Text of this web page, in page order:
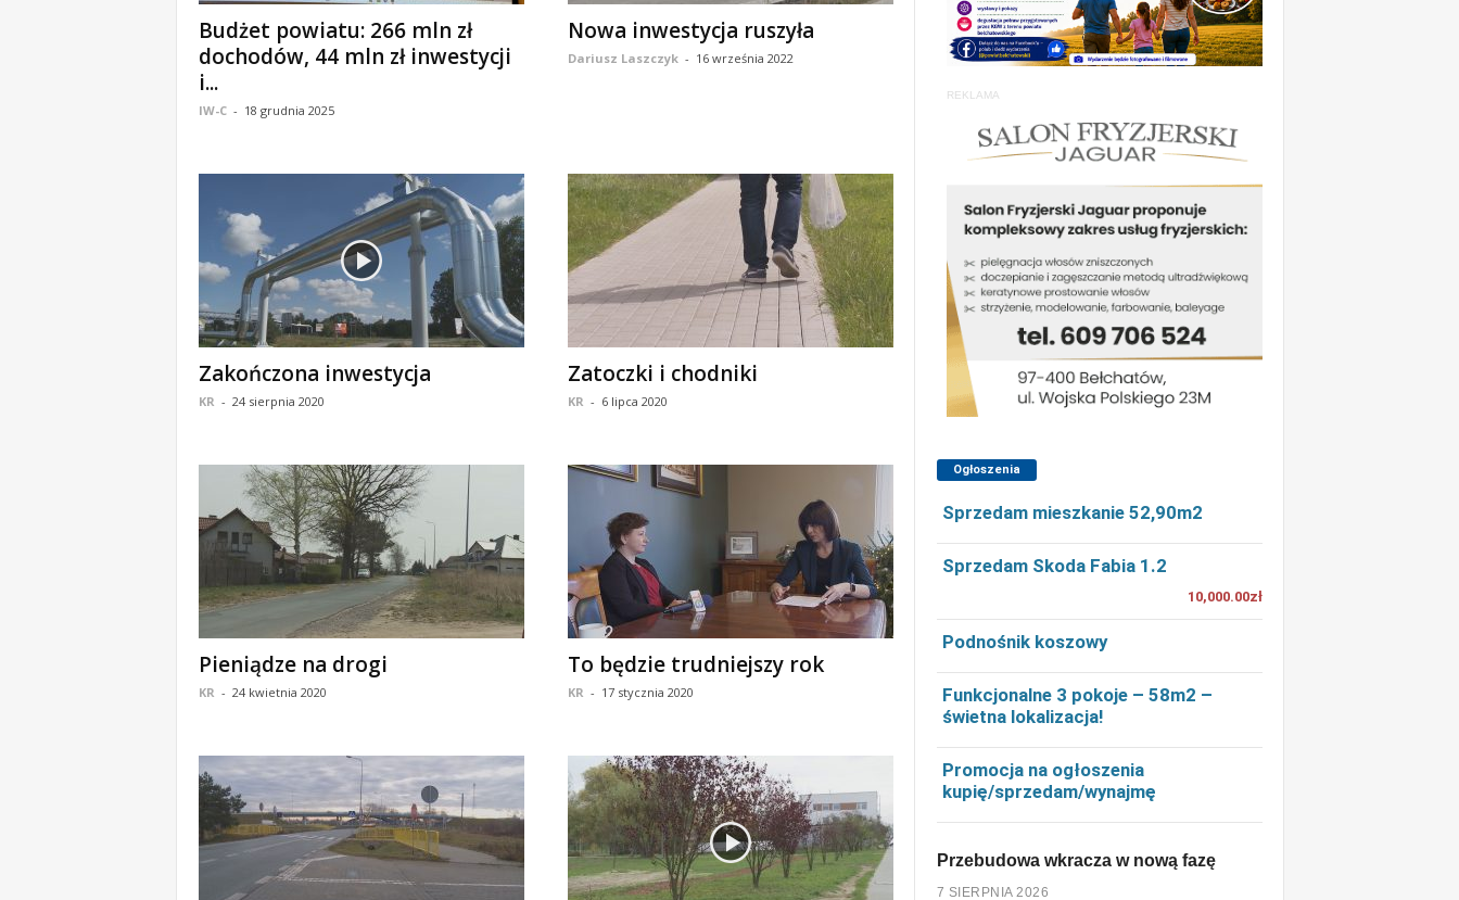
Budżet powiatu: 266 mln zł
dochodów, 44 mln zł inwestycji
i...
IW-C - 18 grudnia 2025
Nowa inwestycja ruszyła
Dariusz Laszczyk - 16 września 2022
Zakończona inwestycja
KR - 24 sierpnia 2020
Zatoczki i chodniki
KR - 6 lipca 2020
Pieniądze na drogi
KR - 24 kwietnia 2020
To będzie trudniejszy rok
KR - 17 stycznia 2020
REKLAMA
Ogłoszenia
Sprzedam mieszkanie 52,90m2
Sprzedam Skoda Fabia 1.2
10,000.00zł
Podnośnik koszowy
Funkcjonalne 3 pokoje – 58m2 –
świetna lokalizacja!
Promocja na ogłoszenia
kupię/sprzedam/wynajmę
Przebudowa wkracza w nową fazę
7 SIERPNIA 2026